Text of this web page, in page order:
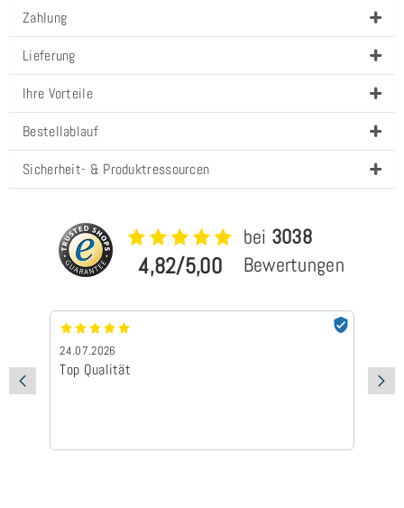
Zahlung
Lieferung
Ihre Vorteile
Bestellablauf
Sicherheit- & Produktressourcen
4,82/5,00
bei 3038
Bewertungen
24.07.2026
Top Qualität